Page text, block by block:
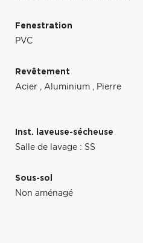
Fenestration
PVC
Revêtement
Acier , Aluminium , Pierre
Inst. laveuse-sécheuse
Salle de lavage : SS
Sous-sol
Non aménagé